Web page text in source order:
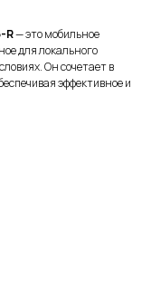
R— это мобильное
для локального
Он сочетает в
эффективное и